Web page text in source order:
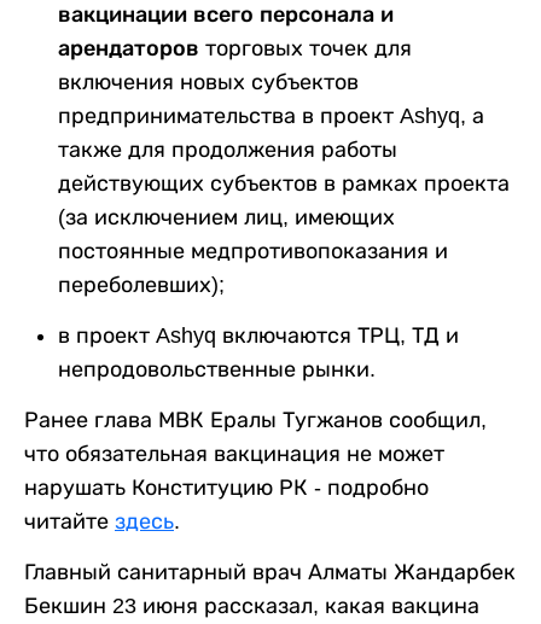
вакцинации всего персонала и
арендаторов торговых точек для
включения новых субъектов
предпринимательства в проект Ashyq, а
также для продолжения работы
действующих субъектов в рамках проекта
(за исключением лиц, имеющих
постоянные медпротивопоказания и
переболевших);
в проект Ashyq включаются ТРЦ, ТД и
непродовольственные рынки.
Ранее глава МВК Ералы Тугжанов сообщил,
что обязательная вакцинация не может
нарушать Конституцию РК - подробно
читайте здесь.
Главный санитарный врач Алматы Жандарбек
Бекшин 23 июня рассказал, какая вакцина